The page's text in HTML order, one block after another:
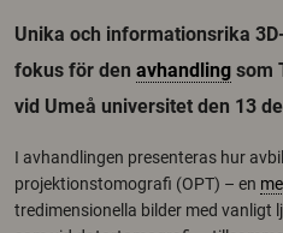
Unika och informationsrika
fokus för den avhandling som
vid Umeå universitet den 13
I avhandlingen presenteras hur
projektionstomografi (OPT) – en
tredimensionella bilder med vanligt